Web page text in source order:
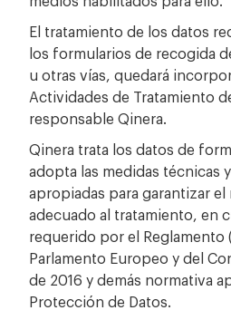
El tratamiento de los datos
los formularios de recogida
u otras vías, quedará
Actividades de Tratamiento
responsable Qinera.
Qinera trata los datos de
adopta las medidas técnicas
apropiadas para garantizar
adecuado al tratamiento, en
requerido por el Reglamento
Parlamento Europeo y del
de 2016 y demás normativa
Protección de Datos.